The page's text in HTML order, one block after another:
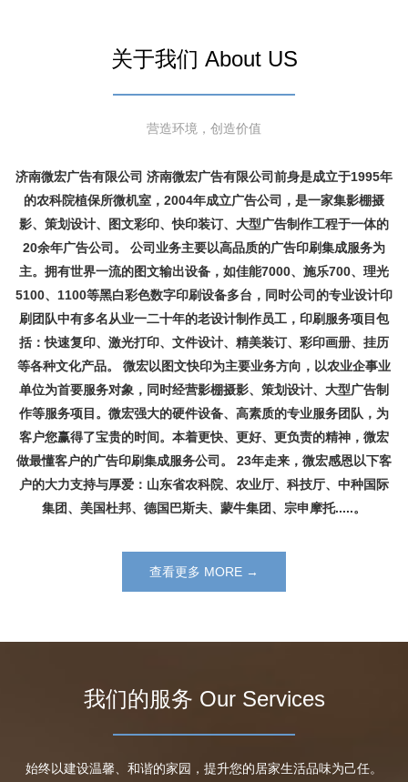
关于我们 About US
营造环境，创造价值
济南微宏广告有限公司 济南微宏广告有限公司前身是成立于1995年
的农科院植保所微机室，2004年成立广告公司，是一家集影棚摄
影、策划设计、图文彩印、快印装订、大型广告制作工程于一体的
20余年广告公司。 公司业务主要以高品质的广告印刷集成服务为
主。拥有世界一流的图文输出设备，如佳能7000、施乐700、理光
5100、1100等黑白彩色数字印刷设备多台，同时公司的专业设计印
刷团队中有多名从业一二十年的老设计制作员工，印刷服务项目包
括：快速复印、激光打印、文件设计、精美装订、彩印画册、挂历
等各种文化产品。 微宏以图文快印为主要业务方向，以农业企事业
单位为首要服务对象，同时经营影棚摄影、策划设计、大型广告制
作等服务项目。微宏强大的硬件设备、高素质的专业服务团队，为
客户您赢得了宝贵的时间。本着更快、更好、更负责的精神，微宏
做最懂客户的广告印刷集成服务公司。 23年走来，微宏感恩以下客
户的大力支持与厚爱：山东省农科院、农业厅、科技厅、中种国际
集团、美国杜邦、德国巴斯夫、蒙牛集团、宗申摩托.....。
查看更多 MORE →
我们的服务 Our Services
始终以建设温馨、和谐的家园，提升您的居家生活品味为己任。